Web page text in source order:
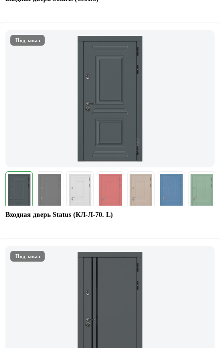
Под заказ
Входная дверь Status (КЛ-Л-70. L)
Под заказ